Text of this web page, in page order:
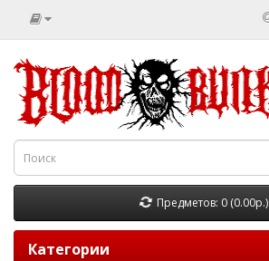
Предметов: 0 (0.00р.)
Категории